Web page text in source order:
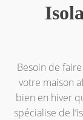
Besoin de
votre maison
bien en hiver
spécialise de